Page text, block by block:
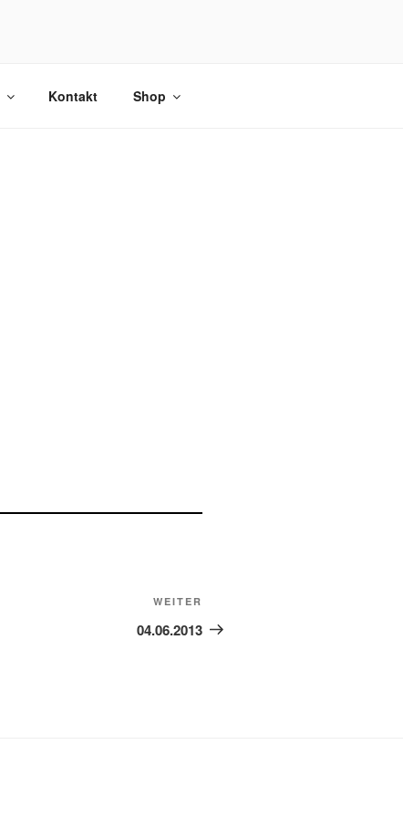
Kontakt Shop
Beitrag
WEITER
04.06.2013